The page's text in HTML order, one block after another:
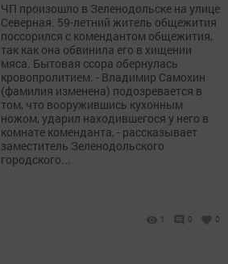
ЧП произошло в Зеленодольске на улице
Северная. 59-летний житель общежития
поссорился с комендантом общежития,
так как она обвинила его в хищении
мяса. Бытовая ссора обернулась
кровопролитием. - Владимир Самохин
(фамилия изменена) подозревается в
том, что вооружившись кухонным
ножом, ударил находившегося у него в
комнате коменданта, - рассказывает
заместитель Зеленодольского
городского...
1 0 0